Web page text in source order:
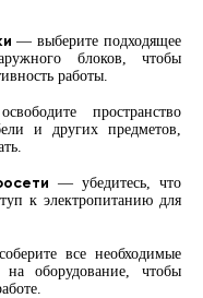
— выберите подходящее
блоков, чтобы
работы.
пространство
и других предметов,
— убедитесь, что
к электропитанию для
все необходимые
оборудование, чтобы